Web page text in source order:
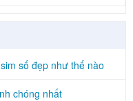
số đẹp như thế nào
chóng nhất